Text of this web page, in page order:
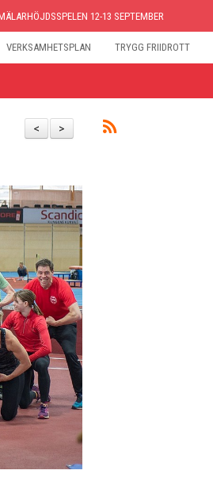
12-13 SEPTEMBER
VERKSAMHETSPLAN TRYGG FRIIDROTT
>
<